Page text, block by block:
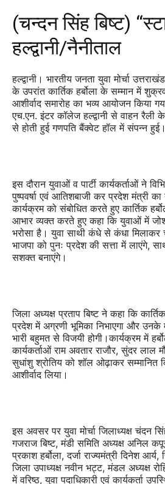
(चन्दन सिंह बिष्ट)
हल्द्वानी/नैनीताल
हल्द्वानी। भारतीय जनता युवा मोर्चा
के उपरांत कार्तिक हर्बोला के सम्मान में
आशीर्वाद समारोह का भव्य आयोजन किया
एच.एन. इंटर कॉलेज हल्द्वानी से वाहन रैली के
से होती हुई गणपति बैंक्वेट हॉल में संपन्न हुई।
इस दौरान युवाओं व पार्टी कार्यकर्ताओं ने
पुष्पवर्षा एवं आतिशबाजी कर प्रदेश मंत्री का
कार्यक्रम को संबोधित करते हुए कार्तिक
आभार व्यक्त करते हुए कहा कि युवाओं में
भरोसा है। युवा साथी कंधे से कंधा
भाजपा को पुनः प्रदेश की सत्ता में लाएंगे,
सशक्त बनाएंगे।
जिला अध्यक्ष प्रताप बिष्ट ने कहा कि
प्रदेश में अग्रणी भूमिका निभाएगा और उनके
भारी बहुमत से विजयी होगी।कार्यक्रम में
कार्यकर्ताओं राम अवतार राजौर, सुंदर लाल
सुधांशु श्रोतिय को शॉल ओढ़ाकर सम्मानित
आशीर्वाद लिया।
इस अवसर पर युवा मोर्चा जिलाध्यक्ष चंदन
गजराज बिष्ट, मंडी समिति अध्यक्ष अनिल कपूर
प्रकाश हर्बोला, दर्जा राज्यमंत्री दिनेश आर्य,
जिला उपाध्यक्ष नवीन भट्ट, मंडल अध्यक्ष
में वरिष्ठ, युवा पदाधिकारी एवं कार्यकर्ता